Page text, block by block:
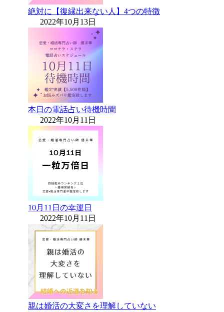
絶対に【復縁出来ない人】4つの特徴
2022年10月13日
本日の電話占い待機時間
2022年10月11日
10月11日の幸運日
2022年10月11日
親は婚活の大変さを理解していない